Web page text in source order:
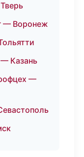
— Воронеж
Казань
—